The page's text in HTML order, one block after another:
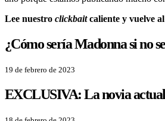
Lee nuestro clickbaitcaliente y vuelve
¿Cómo sería Madonna si no
19 de febrero de 2023
EXCLUSIVA: La novia